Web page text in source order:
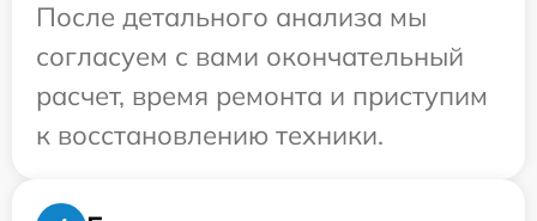
После детального анализа мы
согласуем с вами окончательный
расчет, время ремонта и приступим
к восстановлению техники.